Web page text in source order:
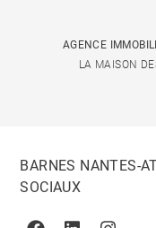
AGENCE
LA MAISON
BARNES NANTES-
SOCIAUX